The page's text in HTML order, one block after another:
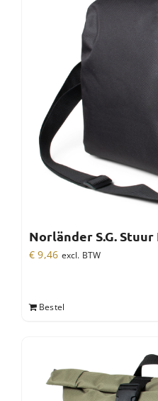
Norländer S.G.
€ 9,46 excl. BTW
Bestel